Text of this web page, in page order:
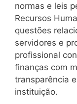
normas e leis
Recursos
questões
servidores e
profissional
finanças com
transparência
instituição.